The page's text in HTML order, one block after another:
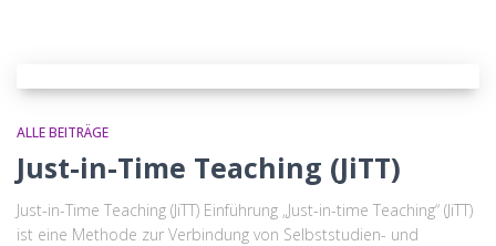
ALLE BEITRÄGE
Just-in-Time Teaching (JiTT)
Just-in-Time Teaching (JiTT) Einführung „Just-in-time Teaching“ (JiTT)
ist eine Methode zur Verbindung von Selbststudien- und